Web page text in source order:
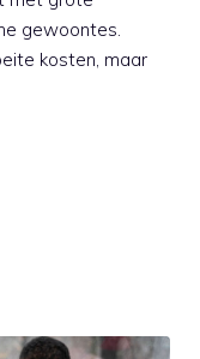
gewoontes.
kosten, maar